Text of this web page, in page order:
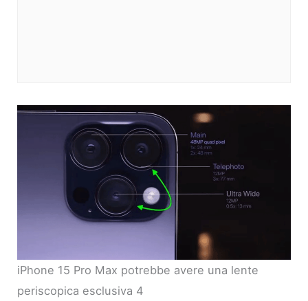
iPhone 15 Pro Max potrebbe avere una lente
periscopica esclusiva 4